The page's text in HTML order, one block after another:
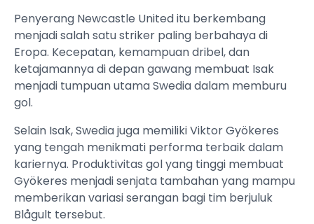
Penyerang Newcastle United itu berkembang
menjadi salah satu striker paling berbahaya di
Eropa. Kecepatan, kemampuan dribel, dan
ketajamannya di depan gawang membuat Isak
menjadi tumpuan utama Swedia dalam memburu
gol.
Selain Isak, Swedia juga memiliki Viktor Gyökeres
yang tengah menikmati performa terbaik dalam
kariernya. Produktivitas gol yang tinggi membuat
Gyökeres menjadi senjata tambahan yang mampu
memberikan variasi serangan bagi tim berjuluk
Blågult tersebut.